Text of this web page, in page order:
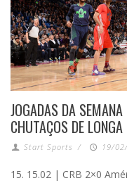
JOGADAS DA
CHUTAÇOS DE
Start Sports / 19/
15. 15.02 | CRB 2×0